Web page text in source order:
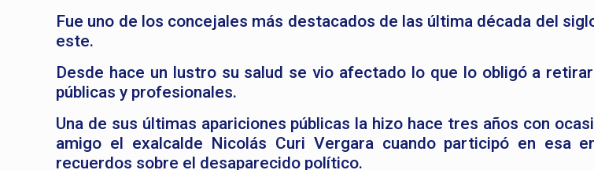
Fue uno de los concejales más destacados de las última década del
este.
Desde hace un lustro su salud se vio afectado lo que lo obligó a
públicas y profesionales.
Una de sus últimas apariciones públicas la hizo hace tres años con
amigo el exalcalde Nicolás Curi Vergara cuando participó en esa
recuerdos sobre el desaparecido político.